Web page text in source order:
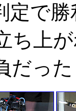
定で
ち上
だっ